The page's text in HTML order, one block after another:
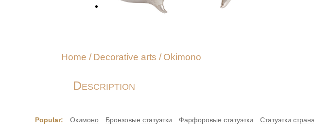
Home / Decorative arts / Okimono
Description
Popular: Окимоно Бронзовые статуэтки Фарфоровые статуэтки Статуэтки